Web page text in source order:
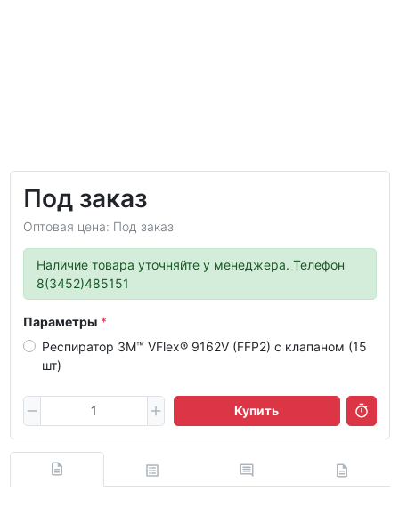
Под заказ
Оптовая цена: Под заказ
Наличие товара уточняйте у менеджера. Телефон
8(3452)485151
Параметры
Респиратор 3М™ VFlex® 9162V (FFP2) c клапаном (15
шт)
Купить